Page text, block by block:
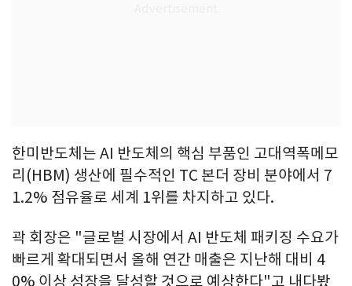
한미반도체는 AI 반도체의 핵심 부품인 고대역폭메모
리(HBM) 생산에 필수적인 TC 본더 장비 분야에서 7
1.2% 점유율로 세계 1위를 차지하고 있다.
곽 회장은 "글로벌 시장에서 AI 반도체 패키징 수요가
빠르게 확대되면서 올해 연간 매출은 지난해 대비 4
0% 이상 성장을 달성할 것으로 예상한다"고 내다봤